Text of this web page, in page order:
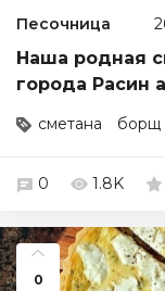
Песочница
Наша родная
города Расин
сметана борщ
0 1.8K
0